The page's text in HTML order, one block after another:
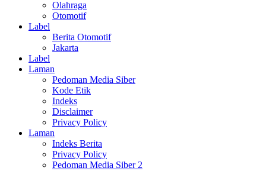
Olahraga
Otomotif
Label
Berita Otomotif
Jakarta
Label
Laman
Pedoman Media Siber
Kode Etik
Indeks
Disclaimer
Privacy Policy
Laman
Indeks Berita
Privacy Policy
Pedoman Media Siber 2